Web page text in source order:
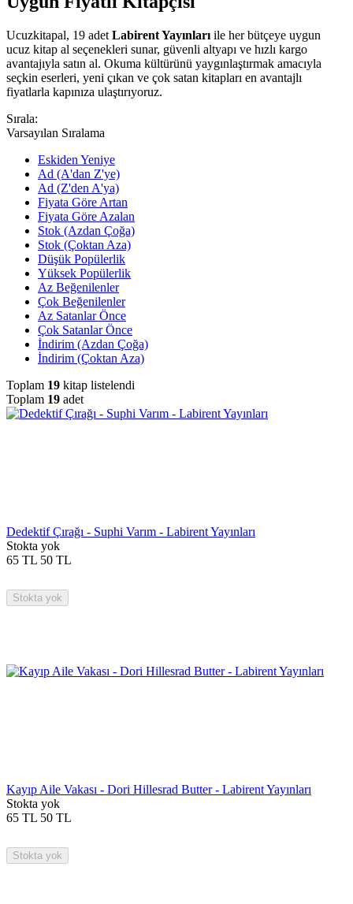
Ucuzkitapal, 19 adet Labirent Yayınları ile her bütçeye uygun
ucuz kitap al seçenekleri sunar, güvenli altyapı ve hızlı kargo
avantajıyla satın al. Okuma kültürünü yaygınlaştırmak amacıyla
seçkin eserleri, yeni çıkan ve çok satan kitapları en avantajlı
fiyatlarla kapınıza ulaştırıyoruz.
Sırala:
Varsayılan Sıralama
Eskiden Yeniye
Ad (A'dan Z'ye)
Ad (Z'den A'ya)
Fiyata Göre Artan
Fiyata Göre Azalan
Stok (Azdan Çoğa)
Stok (Çoktan Aza)
Düşük Popülerlik
Yüksek Popülerlik
Az Beğenilenler
Çok Beğenilenler
Az Satanlar Önce
Çok Satanlar Önce
İndirim (Azdan Çoğa)
İndirim (Çoktan Aza)
Toplam 19 kitap listelendi
Toplam 19 adet
Dedektif Çırağı - Suphi Varım - Labirent Yayınları
Stokta yok
65 TL 50 TL
Stokta yok
Kayıp Aile Vakası - Dori Hillesrad Butter - Labirent Yayınları
Stokta yok
65 TL 50 TL
Stokta yok